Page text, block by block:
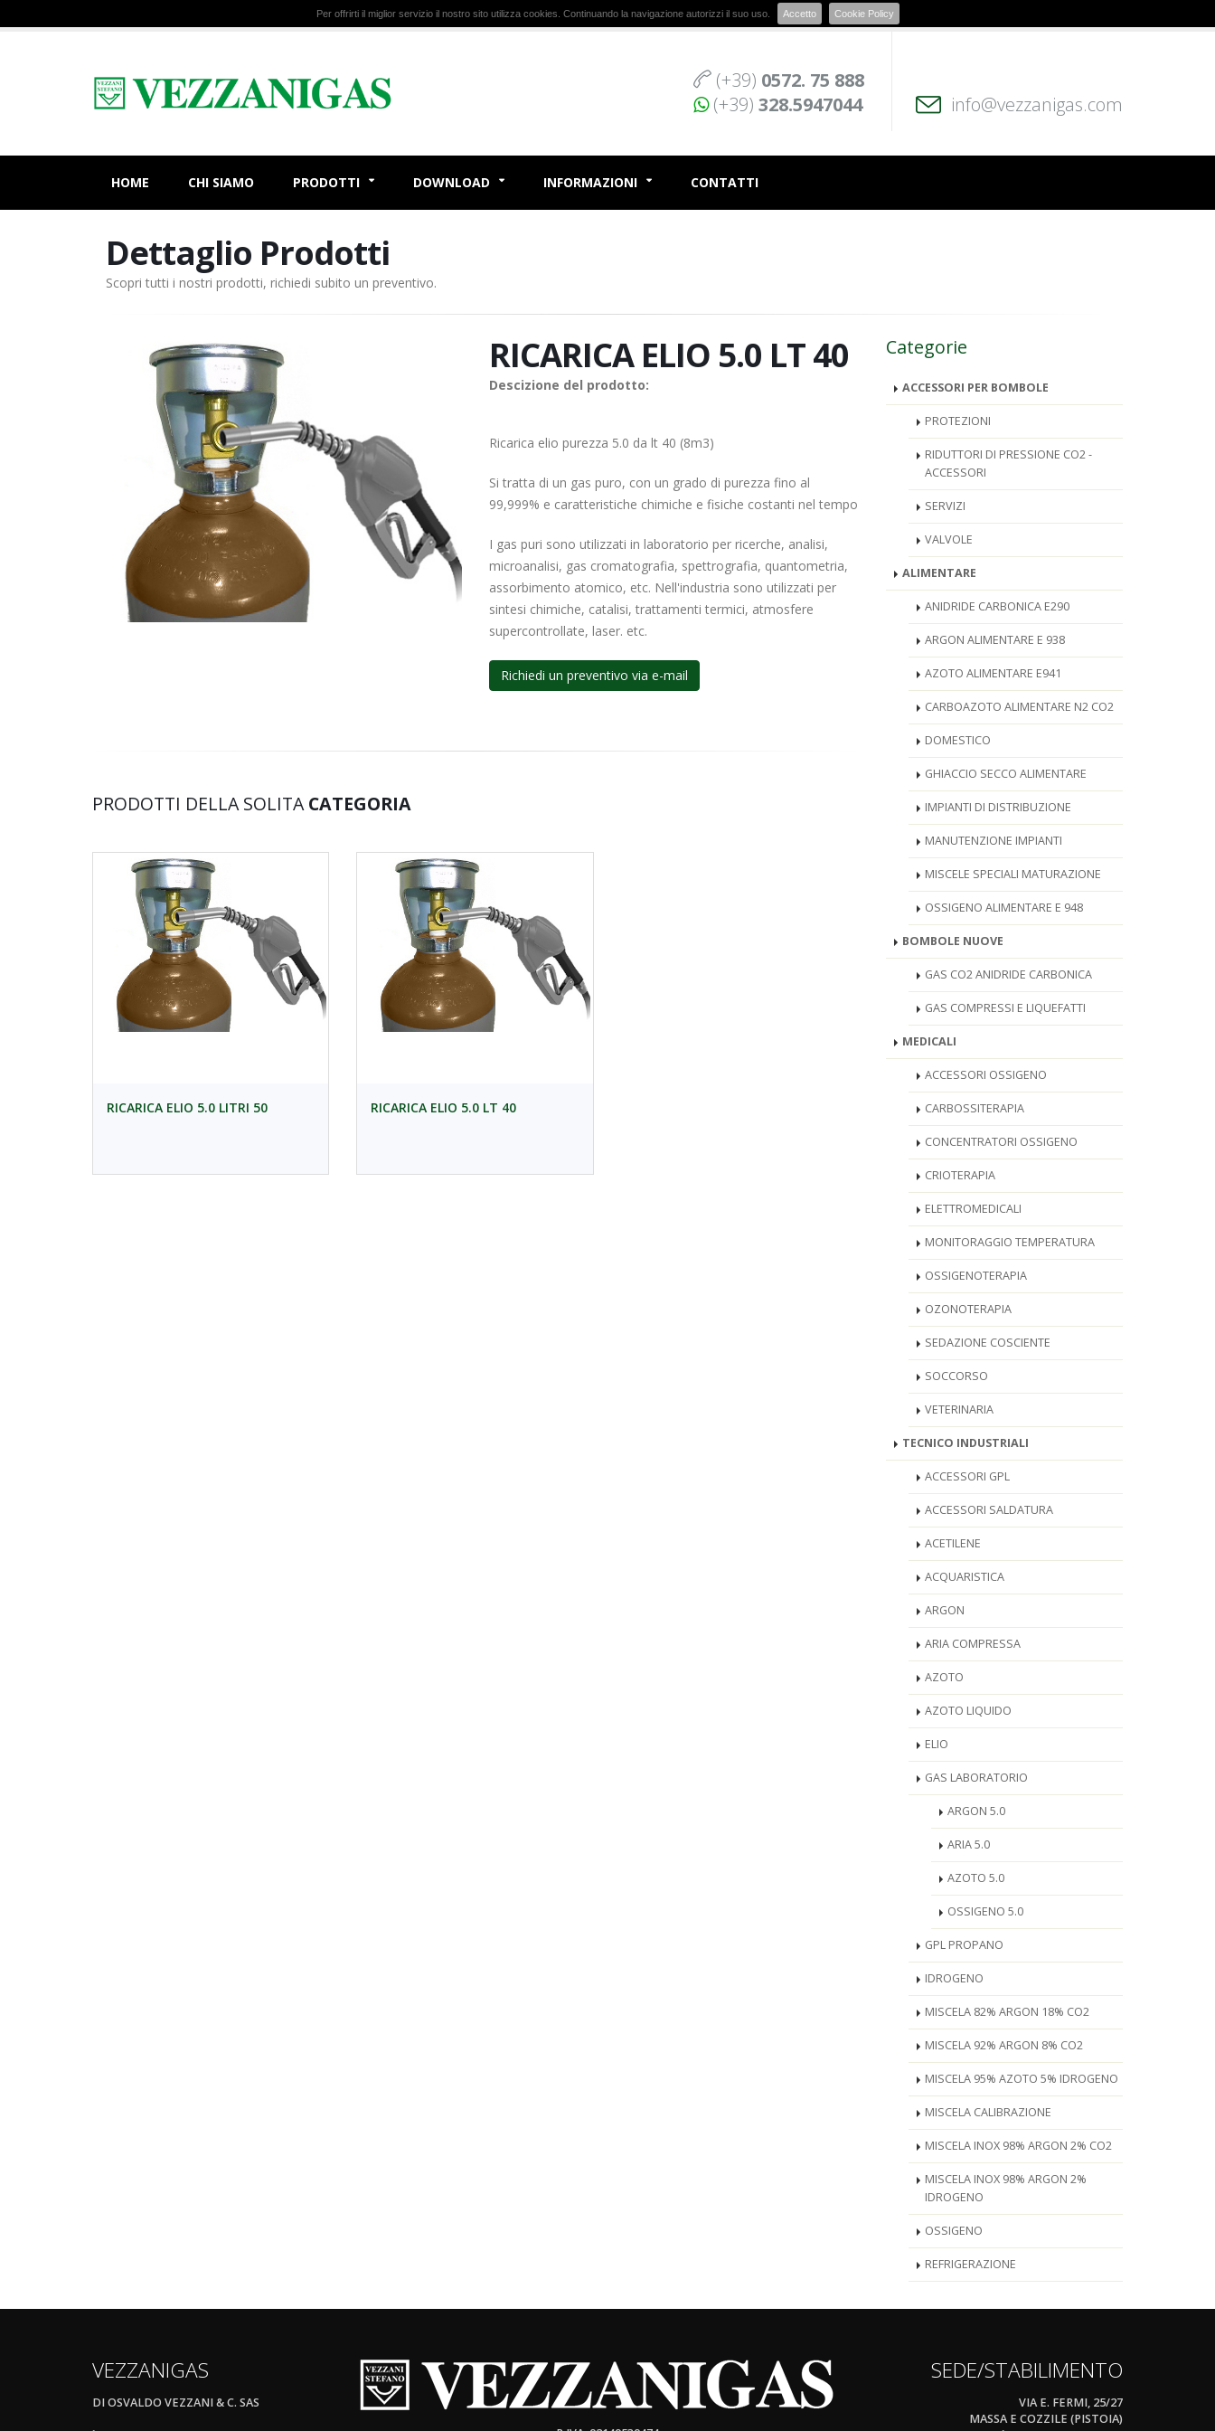
Per offrirti il miglior servizio il nostro sito utilizza cookies. Continuando la navigazione autorizzi il suo uso. Accetto Cookie Policy
(+39) 0572. 75 888
(+39) 328.5947044 info@vezzanigas.com
HOME CHI SIAMO PRODOTTI DOWNLOAD INFORMAZIONI CONTATTI
Dettaglio Prodotti
Scopri tutti i nostri prodotti, richiedi subito un preventivo.
RICARICA ELIO 5.0 LT 40
Descizione del prodotto:
Ricarica elio purezza 5.0 da lt 40 (8m3)
Si tratta di un gas puro, con un grado di purezza fino al
99,999% e caratteristiche chimiche e fisiche costanti nel tempo
I gas puri sono utilizzati in laboratorio per ricerche, analisi,
microanalisi, gas cromatografia, spettrografia, quantometria,
assorbimento atomico, etc. Nell'industria sono utilizzati per
sintesi chimiche, catalisi, trattamenti termici, atmosfere
supercontrollate, laser. etc.
Richiedi un preventivo via e-mail
PRODOTTI DELLA SOLITACATEGORIA
RICARICA ELIO 5.0 LITRI 50 RICARICA ELIO 5.0 LT 40
Categorie
ACCESSORI PER BOMBOLE
PROTEZIONI
RIDUTTORI DI PRESSIONE CO2 -
ACCESSORI
SERVIZI
VALVOLE
ALIMENTARE
ANIDRIDE CARBONICA E290
ARGON ALIMENTARE E 938
AZOTO ALIMENTARE E941
CARBOAZOTO ALIMENTARE N2 CO2
DOMESTICO
GHIACCIO SECCO ALIMENTARE
IMPIANTI DI DISTRIBUZIONE
MANUTENZIONE IMPIANTI
MISCELE SPECIALI MATURAZIONE
OSSIGENO ALIMENTARE E 948
BOMBOLE NUOVE
GAS CO2 ANIDRIDE CARBONICA
GAS COMPRESSI E LIQUEFATTI
MEDICALI
ACCESSORI OSSIGENO
CARBOSSITERAPIA
CONCENTRATORI OSSIGENO
CRIOTERAPIA
ELETTROMEDICALI
MONITORAGGIO TEMPERATURA
OSSIGENOTERAPIA
OZONOTERAPIA
SEDAZIONE COSCIENTE
SOCCORSO
VETERINARIA
TECNICO INDUSTRIALI
ACCESSORI GPL
ACCESSORI SALDATURA
ACETILENE
ACQUARISTICA
ARGON
ARIA COMPRESSA
AZOTO
AZOTO LIQUIDO
ELIO
GAS LABORATORIO
ARGON 5.0
ARIA 5.0
AZOTO 5.0
OSSIGENO 5.0
GPL PROPANO
IDROGENO
MISCELA 82% ARGON 18% CO2
MISCELA 92% ARGON 8% CO2
MISCELA 95% AZOTO 5% IDROGENO
MISCELA CALIBRAZIONE
MISCELA INOX 98% ARGON 2% CO2
MISCELA INOX 98% ARGON 2%
IDROGENO
OSSIGENO
REFRIGERAZIONE
VEZZANIGAS
DI OSVALDO VEZZANI & C. SAS
SEDE/STABILIMENTO
VIA E. FERMI, 25/27
MASSA E COZZILE (PISTOIA)